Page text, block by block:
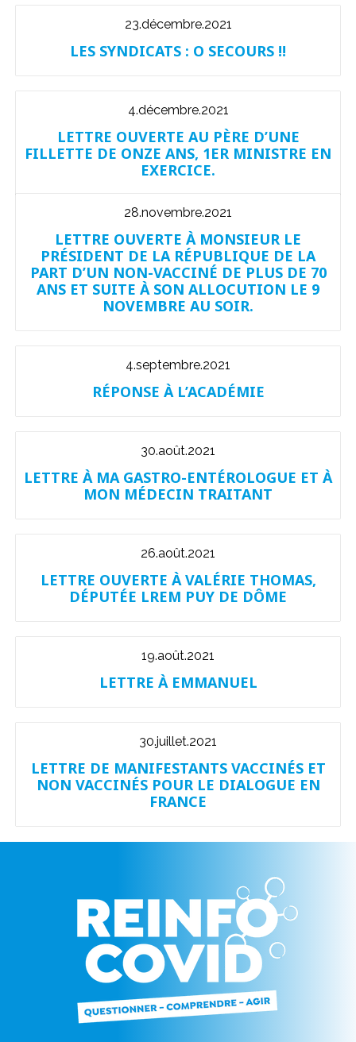
23.décembre.2021
LES SYNDICATS : O SECOURS !!
4.décembre.2021
LETTRE OUVERTE AU PÈRE D’UNE
FILLETTE DE ONZE ANS, 1ER MINISTRE EN
EXERCICE.
28.novembre.2021
LETTRE OUVERTE À MONSIEUR LE
PRÉSIDENT DE LA RÉPUBLIQUE DE LA
PART D’UN NON-VACCINÉ DE PLUS DE 70
ANS ET SUITE À SON ALLOCUTION LE 9
NOVEMBRE AU SOIR.
4.septembre.2021
RÉPONSE À L’ACADÉMIE
30.août.2021
LETTRE À MA GASTRO-ENTÉROLOGUE ET À
MON MÉDECIN TRAITANT
26.août.2021
LETTRE OUVERTE À VALÉRIE THOMAS,
DÉPUTÉE LREM PUY DE DÔME
19.août.2021
LETTRE À EMMANUEL
30.juillet.2021
LETTRE DE MANIFESTANTS VACCINÉS ET
NON VACCINÉS POUR LE DIALOGUE EN
FRANCE